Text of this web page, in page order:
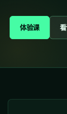
体验课